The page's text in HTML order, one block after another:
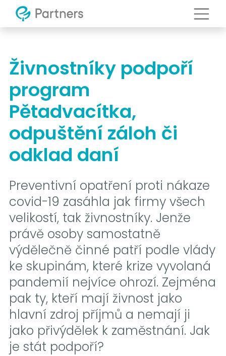
Živnostníky podpoří
program
Pětadvacítka,
odpuštění záloh či
odklad daní
Preventivní opatření proti nákaze
covid-19 zasáhla jak firmy všech
velikostí, tak živnostníky. Jenže
právě osoby samostatně
výdělečně činné patří podle vlády
ke skupinám, které krize vyvolaná
pandemií nejvíce ohrozí. Zejména
pak ty, kteří mají živnost jako
hlavní zdroj příjmů a nemají ji
jako přivýdělek k zaměstnání. Jak
je stát podpoří?